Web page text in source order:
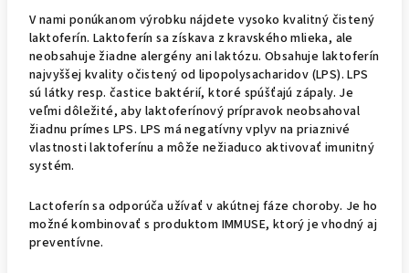
V nami ponúkanom výrobku nájdete vysoko kvalitný čistený
laktoferín. Laktoferín sa získava z kravského mlieka, ale
neobsahuje žiadne alergény ani laktózu. Obsahuje laktoferín
najvyššej kvality očistený od lipopolysacharidov (LPS). LPS
sú látky resp. častice baktérií, ktoré spúšťajú zápaly. Je
veľmi dôležité, aby laktoferínový prípravok neobsahoval
žiadnu prímes LPS. LPS má negatívny vplyv na priaznivé
vlastnosti laktoferínu a môže nežiaduco aktivovať imunitný
systém.
Lactoferín sa odporúča užívať v akútnej fáze choroby. Je ho
možné kombinovať s produktom IMMUSE, ktorý je vhodný aj
preventívne.